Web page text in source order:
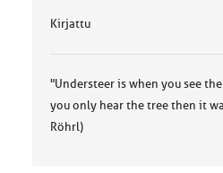
Kirjattu
"Understeer is when you see
you only hear the tree then it
Röhrl)